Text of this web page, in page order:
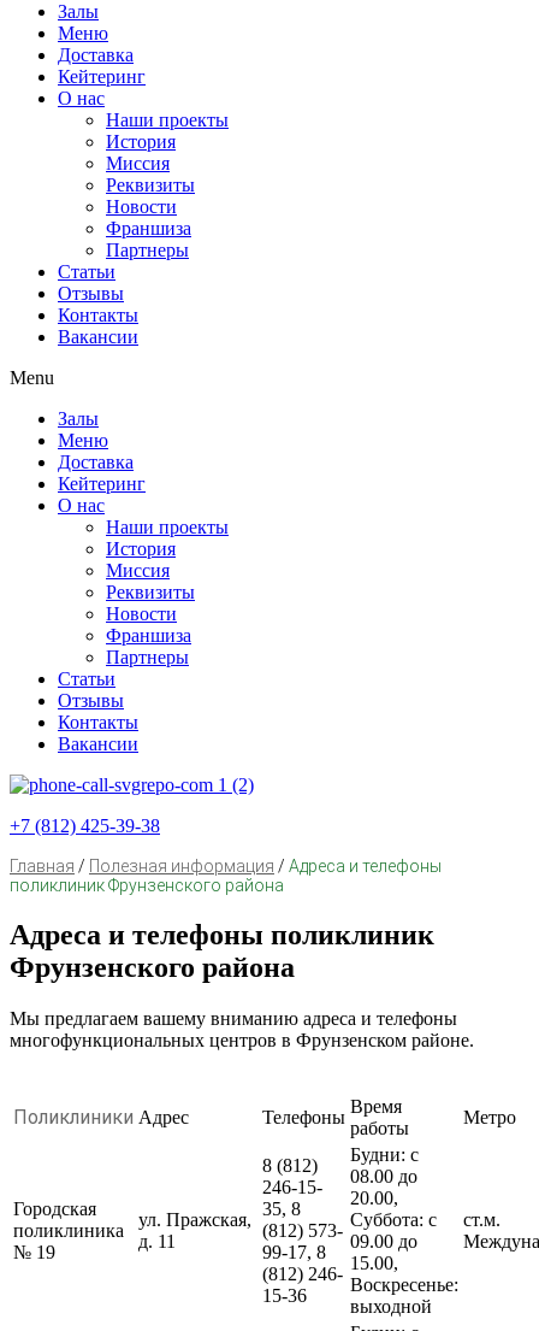
Залы
Меню
Доставка
Кейтеринг
О нас
Наши проекты
История
Миссия
Реквизиты
Новости
Франшиза
Партнеры
Статьи
Отзывы
Контакты
Вакансии
Menu
Залы
Меню
Доставка
Кейтеринг
О нас
Наши проекты
История
Миссия
Реквизиты
Новости
Франшиза
Партнеры
Статьи
Отзывы
Контакты
Вакансии
+7 (812) 425-39-38
Главная / Полезная информация / Адреса и телефоны
поликлиник Фрунзенского района
Адреса и телефоны поликлиник
Фрунзенского района
Мы предлагаем вашему вниманию адреса и телефоны
многофункциональных центров в Фрунзенском районе.
Поликлиники Адрес Телефоны
Время
работы
Метро
Городская
поликлиника
№ 19
ул. Пражская,
д. 11
8 (812)
246-15-
35, 8
(812) 573-
99-17, 8
(812) 246-
15-36
Будни: с
08.00 до
20.00,
Суббота: с
09.00 до
15.00,
Воскресенье:
выходной
ст.м.